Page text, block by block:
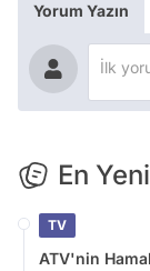
Yorum Yazın
En
TV
ATV'nin